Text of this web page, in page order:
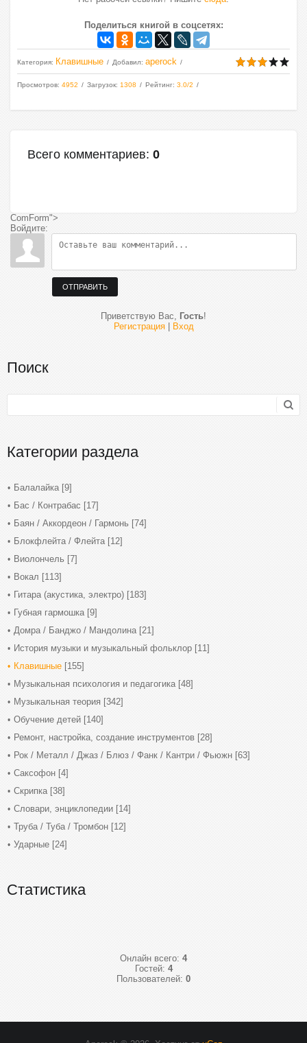
Поделиться книгой в соцсетях:
Категория: Клавишные Добавил: aperock
Просмотров: 4952 Загрузок: 1308 Рейтинг: 3.0/2
Всего комментариев: 0
ComForm">
Войдите:
ОТПРАВИТЬ
Приветствую Вас, Гость!
Регистрация| Вход
Поиск
Категории раздела
Балалайка [9]
Бас / Контрабас [17]
Баян / Аккордеон / Гармонь [74]
Блокфлейта / Флейта [12]
Виолончель [7]
Вокал [113]
Гитара (акустика, электро) [183]
Губная гармошка [9]
Домра / Банджо / Мандолина [21]
История музыки и музыкальный фольклор [11]
Клавишные [155]
Музыкальная психология и педагогика [48]
Музыкальная теория [342]
Обучение детей [140]
Ремонт, настройка, создание инструментов [28]
Рок / Металл / Джаз / Блюз / Фанк / Кантри / Фьюжн [63]
Саксофон [4]
Скрипка [38]
Словари, энциклопедии [14]
Труба / Туба / Тромбон [12]
Ударные [24]
Статистика
Онлайн всего: 4
Гостей: 4
Пользователей: 0